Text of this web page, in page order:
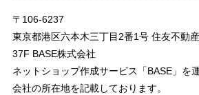
〒106-6237
東京都港区六本木三丁目2番1号 住友不動
37F BASE株式会社
ネットショップ作成サービス「BASE」を
会社の所在地を記載しております。